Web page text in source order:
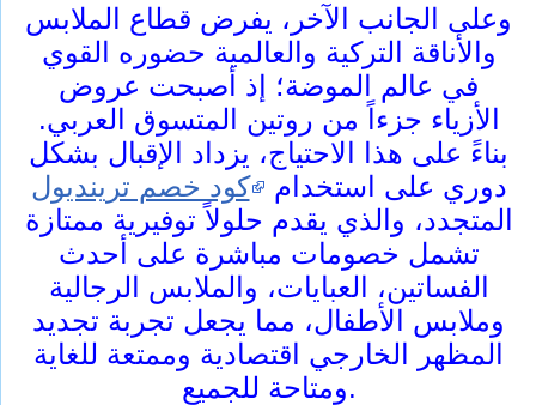
وعلى الجانب الآخر، يفرض قطاع الملابس
والأناقة التركية والعالمية حضوره القوي
في عالم الموضة؛ إذ أصبحت عروض
الأزياء جزءاً من روتين المتسوق العربي.
بناءً على هذا الاحتياج، يزداد الإقبال بشكل
دوري على استخدام
كود خصم ترينديول
المتجدد، والذي يقدم حلولاً توفيرية ممتازة
تشمل خصومات مباشرة على أحدث
الفساتين، العبايات، والملابس الرجالية
وملابس الأطفال، مما يجعل تجربة تجديد
المظهر الخارجي اقتصادية وممتعة للغاية
ومتاحة للجميع.